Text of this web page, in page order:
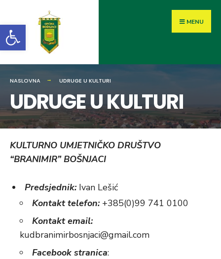
Open toolbar MENU
NASLOVNA UDRUGE U KULTURI
UDRUGE U KULTURI
KULTURNO UMJETNIČKO DRUŠTVO
“BRANIMIR” BOŠNJACI
Predsjednik: Ivan Lešić
Kontakt telefon: +385(0)99 741 0100
Kontakt email:
kudbranimirbosnjaci@gmail.com
Facebook stranica: